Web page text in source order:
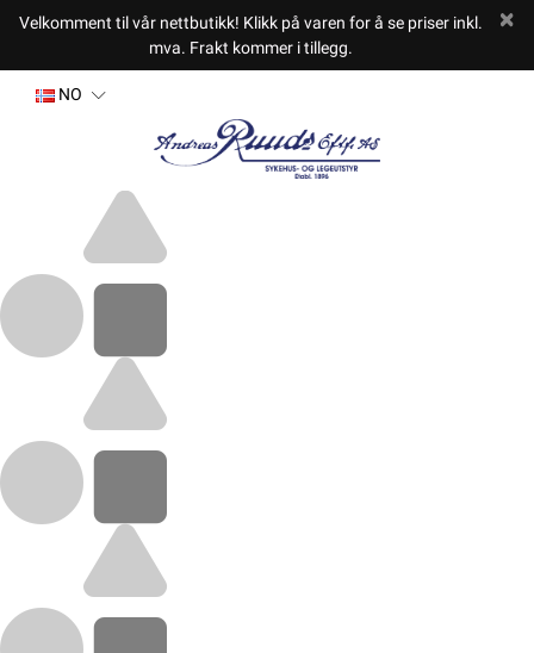
Velkomment til vår nettbutikk! Klikk på varen for å se priser inkl.
mva. Frakt kommer i tillegg.
NO